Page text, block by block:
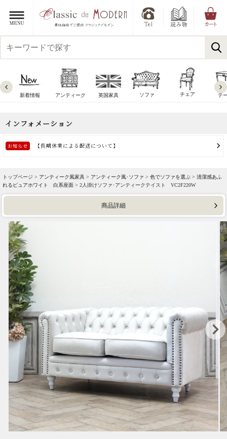
新着情報 アンティーク 英国家具 ソファ チェア テ
トップページ > アンティーク風家具 > アンティーク風･ソファ > 色でソファを選ぶ > 清潔感あふ
れるピュアホワイト 白系座面 > 2人掛けソファ･アンティークテイスト VC2F220W
商品詳細